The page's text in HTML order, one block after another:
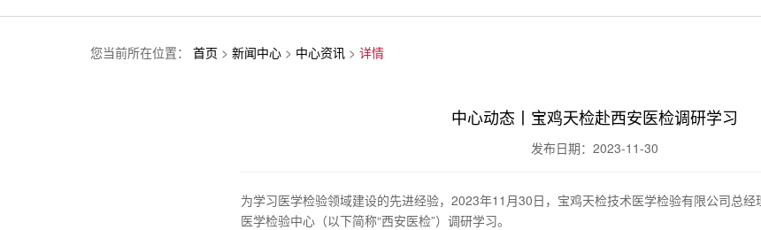
您当前所在位置： 首页 > 新闻中心 > 中心资讯 > 详情
中心动态丨宝鸡天检赴西安医检调研学习
发布日期：2023-11-30
为学习医学检验领域建设的先进经验，2023年11月30日，宝鸡天检技术医学检验有限公司总
医学检验中心（以下简称“西安医检”）调研学习。